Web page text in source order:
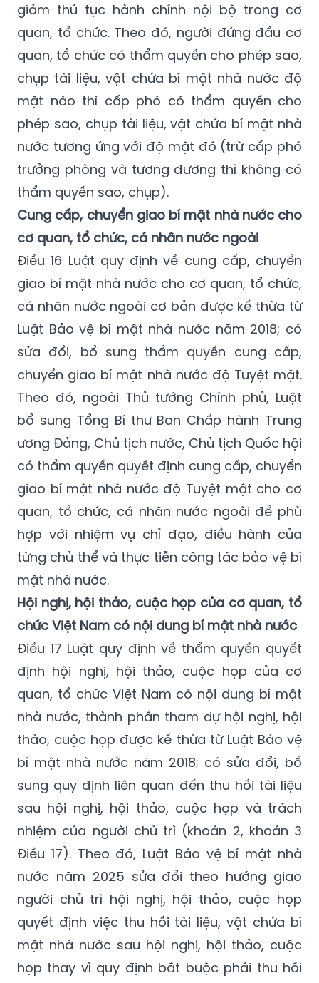
giảm thủ tục hành chính nội bộ trong cơ
quan, tổ chức. Theo đó, người đứng đầu cơ
quan, tổ chức có thẩm quyền cho phép sao,
chụp tài liệu, vật chứa bí mật nhà nước độ
mật nào thì cấp phó có thẩm quyền cho
phép sao, chụp tài liệu, vật chứa bí mật nhà
nước tương ứng với độ mật đó (trừ cấp phó
trưởng phòng và tương đương thì không có
thẩm quyền sao, chụp).
Cung cấp, chuyển giao bí mật nhà nước cho
cơ quan, tổ chức, cá nhân nước ngoài
Điều 16 Luật quy định về cung cấp, chuyển
giao bí mật nhà nước cho cơ quan, tổ chức,
cá nhân nước ngoài cơ bản được kế thừa từ
Luật Bảo vệ bí mật nhà nước năm 2018; có
sửa đổi, bổ sung thẩm quyền cung cấp,
chuyển giao bí mật nhà nước độ Tuyệt mật.
Theo đó, ngoài Thủ tướng Chính phủ, Luật
bổ sung Tổng Bí thư Ban Chấp hành Trung
ương Đảng, Chủ tịch nước, Chủ tịch Quốc hội
có thẩm quyền quyết định cung cấp, chuyển
giao bí mật nhà nước độ Tuyệt mật cho cơ
quan, tổ chức, cá nhân nước ngoài để phù
hợp với nhiệm vụ chỉ đạo, điều hành của
từng chủ thể và thực tiễn công tác bảo vệ bí
mật nhà nước.
Hội nghị, hội thảo, cuộc họp của cơ quan, tổ
chức Việt Nam có nội dung bí mật nhà nước
Điều 17 Luật quy định về thẩm quyền quyết
định hội nghị, hội thảo, cuộc họp của cơ
quan, tổ chức Việt Nam có nội dung bí mật
nhà nước, thành phần tham dự hội nghị, hội
thảo, cuộc họp được kế thừa từ Luật Bảo vệ
bí mật nhà nước năm 2018; có sửa đổi, bổ
sung quy định liên quan đến thu hồi tài liệu
sau hội nghị, hội thảo, cuộc họp và trách
nhiệm của người chủ trì (khoản 2, khoản 3
Điều 17). Theo đó, Luật Bảo vệ bí mật nhà
nước năm 2025 sửa đổi theo hướng giao
người chủ trì hội nghị, hội thảo, cuộc họp
quyết định việc thu hồi tài liệu, vật chứa bí
mật nhà nước sau hội nghị, hội thảo, cuộc
họp thay vì quy định bắt buộc phải thu hồi